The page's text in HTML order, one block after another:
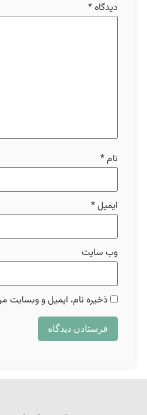
دیدگاه*
نام*
ایمیل*
وب‌ سایت
ذخیره نام، ایمیل و وبسایت